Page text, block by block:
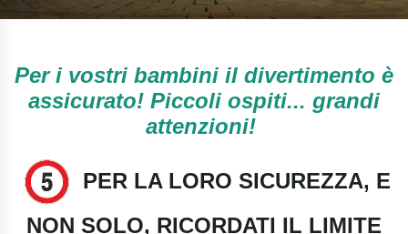
Per i vostri bambini il divertimento è
assicurato! Piccoli ospiti... grandi
attenzioni!
PER LA LORO SICUREZZA, E
NON SOLO, RICORDATI IL LIMITE